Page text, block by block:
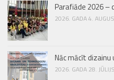
Parafiāde 2026 –
2026. GADA 4.
Nāc mācīt
2026. GADA 28. JŪLIJS